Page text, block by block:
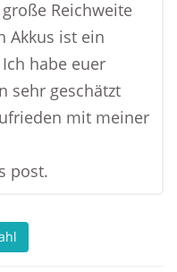
Reichweite
Akkus ist ein
habe euer
sehr geschätzt
mit meiner
post.